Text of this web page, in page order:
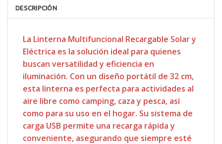
DESCRIPCIÓN
La Linterna Multifuncional Recargable Solar y
Eléctrica es la solución ideal para quienes
buscan versatilidad y eficiencia en
iluminación. Con un diseño portátil de 32 cm,
esta linterna es perfecta para actividades al
aire libre como camping, caza y pesca, así
como para su uso en el hogar. Su sistema de
carga USB permite una recarga rápida y
conveniente, asegurando que siempre esté